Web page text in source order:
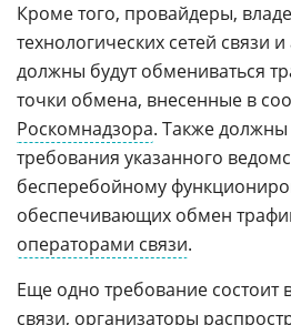
Кроме того, провайдеры,
технологических сетей связи
должны будут обмениваться
точки обмена, внесенные в
Роскомнадзора. Также должны
требования указанного
бесперебойному
обеспечивающих обмен
операторами связи.
Еще одно требование состоит
связи, организаторы